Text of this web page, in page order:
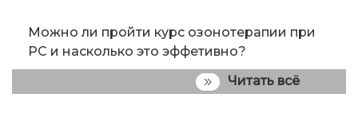
Можно ли пройти курс озонотерапии при
РС и насколько это эффетивно?
Читать всё